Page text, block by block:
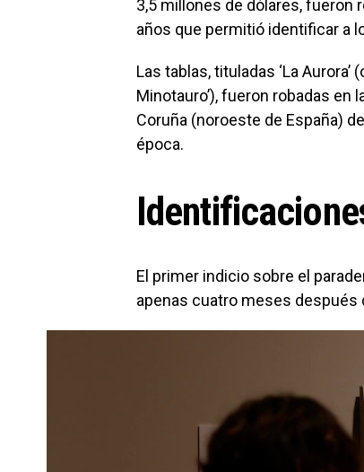
3,5 millones de dólares, fueron
años que permitió identificar a
Las tablas, tituladas ‘La Aurora’
Minotauro’), fueron robadas en
Coruña (noroeste de España)
época.
El primer indicio sobre el
apenas cuatro meses después